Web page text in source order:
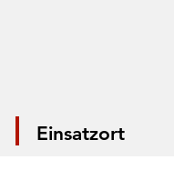
Einsatzort